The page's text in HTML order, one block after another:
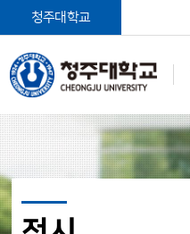
청주대학교